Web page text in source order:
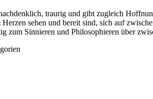
traurig und gibt zugleich
sehen und bereit sind, sich auf
zum Sinnieren und Philosophieren über